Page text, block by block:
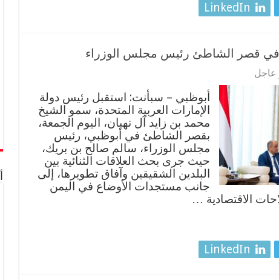
LinkedIn
في قصر الشاطئ رئيس مجلس الوزراء
عاجل
أبوظبي – سبأنت: استقبل رئيس دولة
الإمارات العربية المتحدة، سمو الشيخ
محمد بن زايد آل نهيان، اليوم الجمعة،
بقصر الشاطئ في أبوظبي، رئيس
مجلس الوزراء، سالم صالح بن بريك،
حيث جرى بحث العلاقات الثنائية بين
البلدين الشقيقين وآفاق تطويرها، إلى
جانب مستجدات الأوضاع في اليمن
الاقتصادية …
LinkedIn